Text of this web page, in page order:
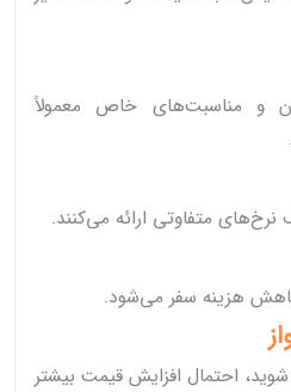
و مناسبت‌های خاص معمولاً
متفاوتی ارائه می‌کنند.
کاهش هزینه سفر می‌شود.
احتمال افزایش قیمت بیشتر